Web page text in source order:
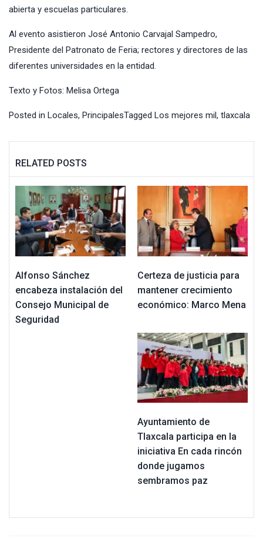
abierta y escuelas particulares.
Al evento asistieron José Antonio Carvajal Sampedro,
Presidente del Patronato de Feria; rectores y directores de las
diferentes universidades en la entidad.
Texto y Fotos: Melisa Ortega
Posted in Locales, PrincipalesTagged Los mejores mil , tlaxcala
RELATED POSTS
Alfonso Sánchez
encabeza instalación del
Consejo Municipal de
Seguridad
Certeza de justicia para
mantener crecimiento
económico: Marco Mena
Ayuntamiento de
Tlaxcala participa en la
iniciativa En cada rincón
donde jugamos
sembramos paz